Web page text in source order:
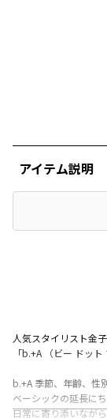
アイテム説明
人気スタイリスト金
「b.+A （ビー ドッ
b.+A 季節、年齢、性
ベーシックの延長に
日常に寄り添いなが